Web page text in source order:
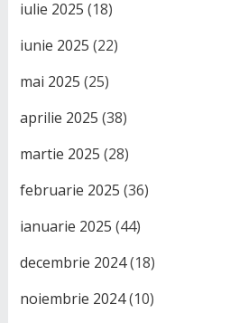
iulie 2025 (18)
iunie 2025 (22)
mai 2025 (25)
aprilie 2025 (38)
martie 2025 (28)
februarie 2025 (36)
ianuarie 2025 (44)
decembrie 2024(18)
noiembrie 2024(10)